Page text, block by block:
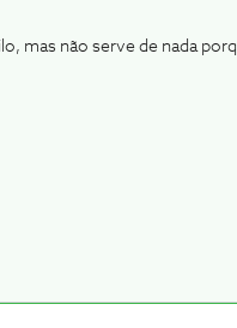
mas não serve de nada